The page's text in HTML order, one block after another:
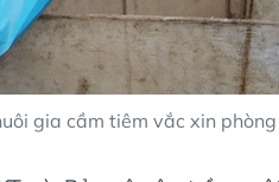
gia cầm tiêm vắc xin